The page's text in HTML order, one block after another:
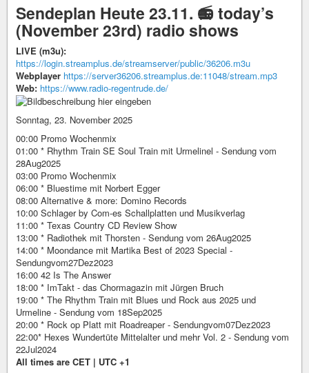
Sendeplan Heute 23.11. 📻 today’s
(November 23rd) radio shows
LIVE (m3u):
https://login.streamplus.de/streamserver/public/36206.m3u
Webplayer https://server36206.streamplus.de:11048/stream.mp3
Web: https://www.radio-regentrude.de/
Sonntag, 23. November 2025
00:00 Promo Wochenmix
01:00 * Rhythm Train SE Soul Train mit Urmelinel - Sendung vom
28Aug2025
03:00 Promo Wochenmix
06:00 * Bluestime mit Norbert Egger
08:00 Alternative & more: Domino Records
10:00 Schlager by Com-es Schallplatten und Musikverlag
11:00 * Texas Country CD Review Show
13:00 * Radiothek mit Thorsten - Sendung vom 26Aug2025
14:00 * Moondance mit Martika Best of 2023 Special -
Sendungvom27Dez2023
16:00 42 Is The Answer
18:00 * ImTakt - das Chormagazin mit Jürgen Bruch
19:00 * The Rhythm Train mit Blues und Rock aus 2025 und
Urmeline - Sendung vom 18Sep2025
20:00 * Rock op Platt mit Roadreaper - Sendungvom07Dez2023
22:00* Hexes Wundertüte Mittelalter und mehr Vol. 2 - Sendung vom
22Jul2024
All times are CET | UTC +1